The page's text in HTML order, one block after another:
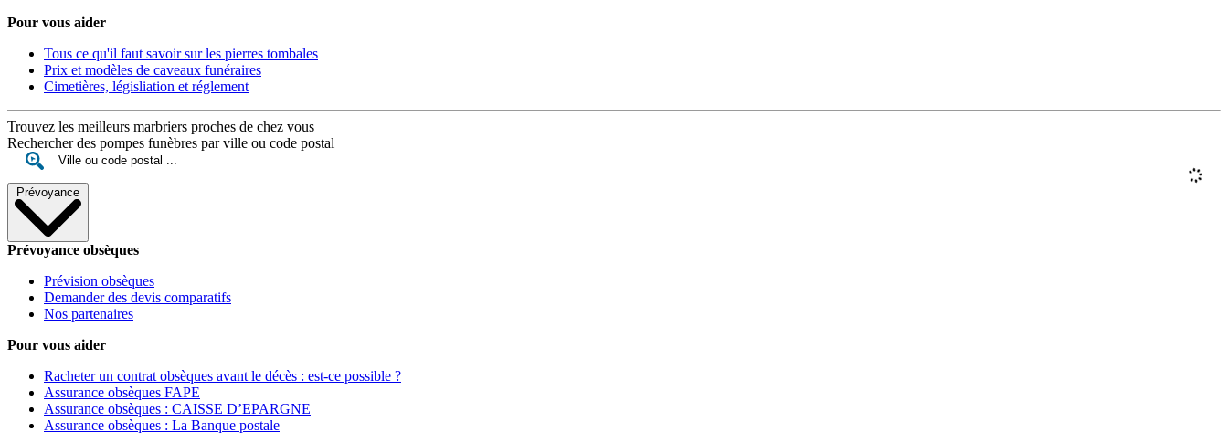
Pour vous aider
Tous ce qu'il faut savoir sur les pierres tombales
Prix et modèles de caveaux funéraires
Cimetières, législiation et réglement
Trouvez les meilleurs marbriers proches de chez vous
Rechercher des pompes funèbres par ville ou code postal
Prévoyance
Prévoyance obsèques
Prévision obsèques
Demander des devis comparatifs
Nos partenaires
Pour vous aider
Racheter un contrat obsèques avant le décès : est-ce possible ?
Assurance obsèques FAPE
Assurance obsèques : CAISSE D’EPARGNE
Assurance obsèques : La Banque postale